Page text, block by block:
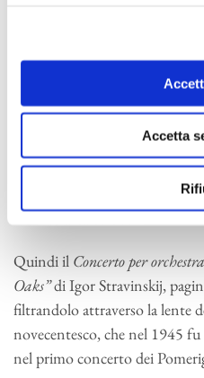
Accetta
La nuova creazione di
modernità. LeCinq mélodies
Ravel sono proposte in una
di Alessandro Cadario, che
popolare del compositore
incanto arcaico e scrittura
Quindi il Concerto per
Oaks”di Igor Stravinskij,
filtrandolo attraverso la lente
novecentesco, che nel 1945
nel primo concerto dei